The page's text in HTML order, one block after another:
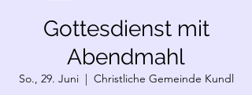
Gottesdienst mit
Abendmahl
So., 29. Juni
  |
Christliche Gemeinde Kundl